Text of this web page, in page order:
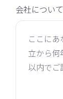
会社について